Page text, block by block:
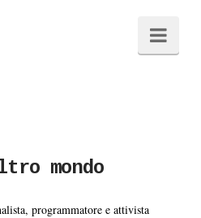
mondo
programmatore e attivista